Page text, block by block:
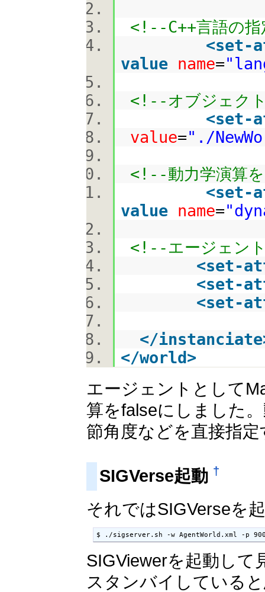
<!--C++言語の
<set-
value name=
<!--オブジェク
<set-
value="./
<!--動力学演算
<set-
value name=
<!--エージェン
<set-
<set-
<set-
</instanciate
</world>
エージェントとして
算をfalseにしました
節角度などを直接指
SIGVerse起動 †
それではSIGVerseを
$ ./sigserver.sh -w AgentWorld.xml -p
SIGViewerを起動して
スタンバイしている